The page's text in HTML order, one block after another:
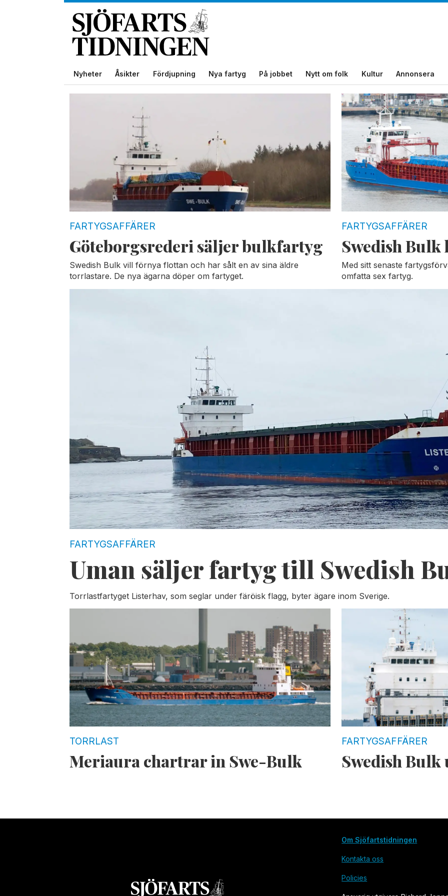
Nyheter Åsikter Fördjupning Nya fartyg På jobbet Nytt om folk Kultur Annonsera
swedish
FARTYGSAFFÄRER
Göteborgsrederi säljer bulkfartyg
Swedish Bulk vill förnya flottan och har sålt en av sina äldre
torrlastare. De nya ägarna döper om fartyget.
FARTYGSAFFÄRER
Swedish
Med sitt senaste
omfatta sex fartyg.
FARTYGSAFFÄRER
Uman säljer fartyg till Swedish
Torrlastfartyget Listerhav, som seglar under färöisk flagg, byter ägare inom Sverige.
TORRLAST
Meriaura chartrar in Swe-Bulk
FARTYGSAFFÄRER
Swedish
Om Sjöfartstidningen
Kontakta oss
Policies